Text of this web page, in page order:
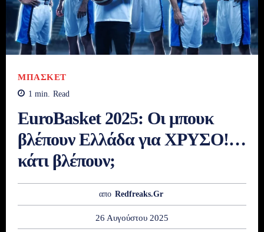
ΜΠΆΣΚΕΤ
1 min. Read
EuroBasket 2025: Οι μπουκ
βλέπουν Ελλάδα για ΧΡΥΣΟ!…
κάτι βλέπουν;
απο Redfreaks.gr
26 Αυγούστου 2025